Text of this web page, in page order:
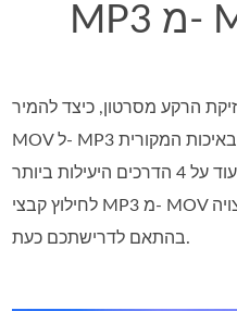
הרקע מסרטון, כיצד להמיר
MOV ל- MP3 באיכות המקורית? MOV הוא פורמט וידאו הנפוץ
לרוב המכשירים, תוכלו ללמוד עוד על 4 הדרכים היעילות ביותר
לחילוץ קבצי MP3 מ- MOV בקלות. פשוט בחרו בשיטה הרצויה
בהתאם לדרישתכם כעת.